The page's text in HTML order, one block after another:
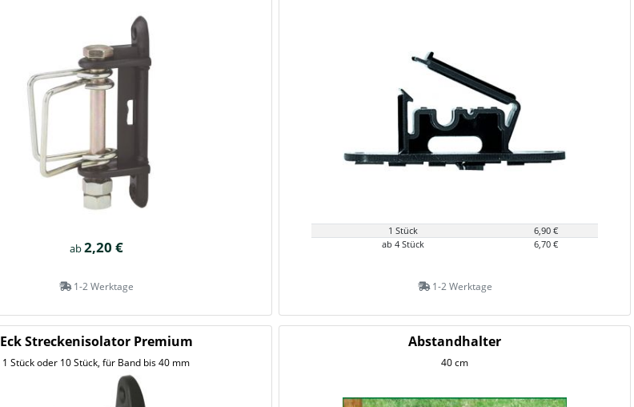
ab2,20 €
1-2 Werktage
1 Stück
6,90 €
ab 4 Stück
6,70 €
1-2 Werktage
Eck Streckenisolator Premium
1 Stück oder 10 Stück, für Band bis 40 mm
Abstandhalter
40 cm